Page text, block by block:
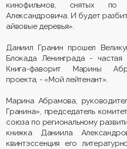
кинофильмов, снятых по
Александровича. И будет
айвовые деревья».
Даниил Гранин прошел
Блокада Ленинграда - частая
Книга-фаворит Марины
проекта, - «Мой лейтенант».
Марина Абрамова,
Гранина», председатель
союза по региональному
книжка Даниила
квинтэссенция его